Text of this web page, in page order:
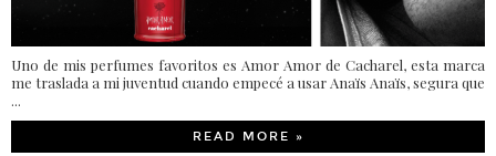
Uno de mis perfumes favoritos es Amor Amor de Cacharel, esta marca
me traslada a mi juventud cuando empecé a usar Anaïs Anaïs, segura que
...
READ MORE »